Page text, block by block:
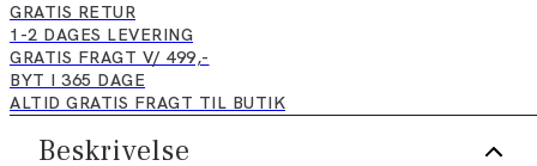
GRATIS RETUR
1-2 DAGES LEVERING
GRATIS FRAGT V/ 499,-
BYT I 365 DAGE
ALTID GRATIS FRAGT TIL BUTIK
Beskrivelse